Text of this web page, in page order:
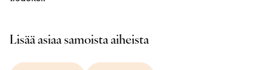
Lisää asiaa samoista aiheista